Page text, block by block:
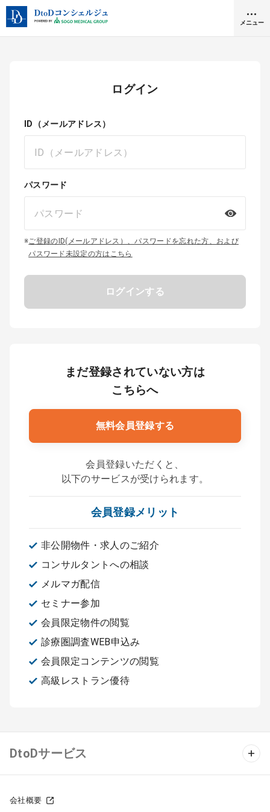
メニュー
DtoDとは
お問合せ
医院の譲渡・売却をお考えの方
採用をお考えの医療機関の方
ログイン
ID（メールアドレス）
パスワード
※ご登録のID(メールアドレス）、パスワードを忘れた方、および
パスワード未設定の方はこちら
ログインする
まだ登録されていない方は
こちらへ
無料会員登録する
会員登録いただくと、
以下のサービスが受けられます。
会員登録メリット
非公開物件・求人のご紹介
コンサルタントへの相談
メルマガ配信
セミナー参加
会員限定物件の閲覧
診療圏調査WEB申込み
会員限定コンテンツの閲覧
高級レストラン優待
DtoDサービス
会社概要